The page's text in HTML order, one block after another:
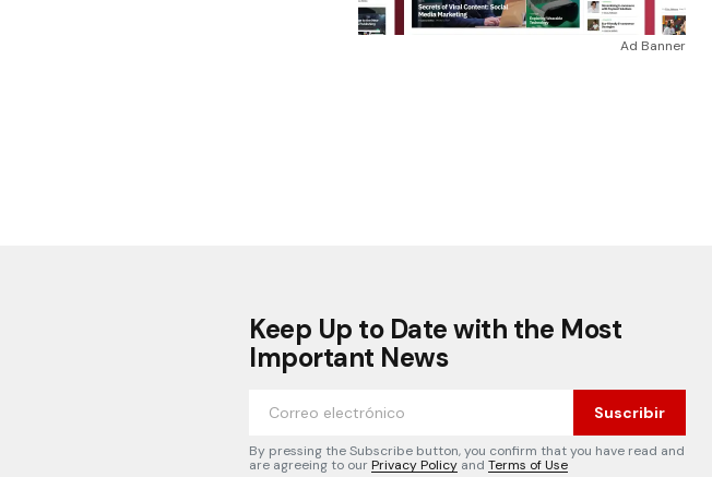
Ad Banner
Keep Up to Date with the Most
Important News
Suscribir
By pressing the Subscribe button, you confirm that you have read and
are agreeing to ourPrivacy Policy and Terms of Use